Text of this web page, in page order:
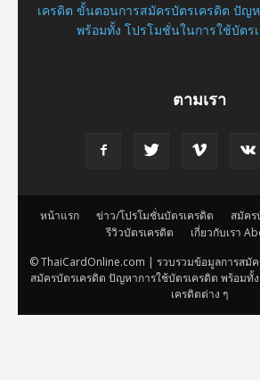
เครดิต ขั้นตอนการสมัครบัตรเครดิต ปัญ
พร้อมทั้ง โปรโมชั่นในการใช้บัตร
ตามเรา
หน้าแรก ข่าว/โปรโมชั่นบัตรเครดิต
สมัคร
รีวิวบัตรเครดิต
เกี่ยวกับเรา
© ThaiCardOnline.com | รวบรวมข้อมูลการสมั
สมัครบัตรเครดิต ปัญหาการใช้บัตรเครดิต พร้อมทั้
เครดิตต่าง ๆ